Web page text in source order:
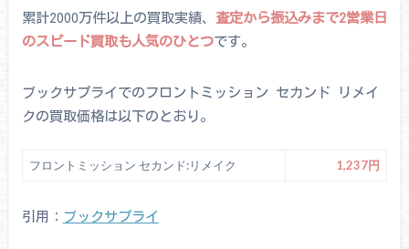
累計2000万件以上の買取実績、 査定から振込みまで2営業日
のスピード買取も人気のひとつです。
ブックサプライでのフロントミッション セカンド リメイ
クの買取価格は以下のとおり。
フロントミッション セカンド:リメイク 1,237円
引用： ブックサプライ